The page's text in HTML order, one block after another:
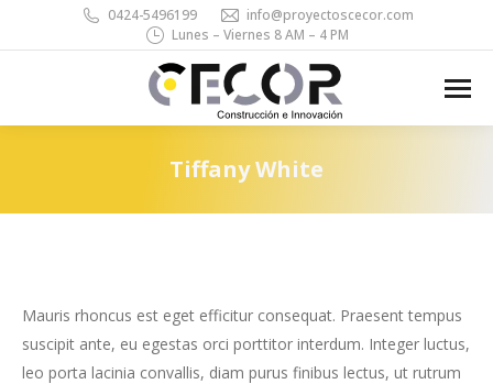
0424-5496199
info@proyectoscecor.com
Lunes – Viernes 8 AM – 4 PM
Tiffany White
Mauris rhoncus est eget efficitur consequat. Praesent tempus
suscipit ante, eu egestas orci porttitor interdum. Integer luctus,
leo porta lacinia convallis, diam purus finibus lectus, ut rutrum